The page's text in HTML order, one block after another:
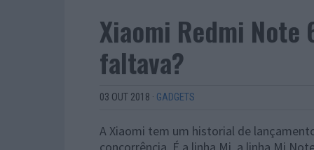
Xiaomi Redmi Note
faltava?
03 OUT 2018 · GADGETS
A Xiaomi tem um historial de